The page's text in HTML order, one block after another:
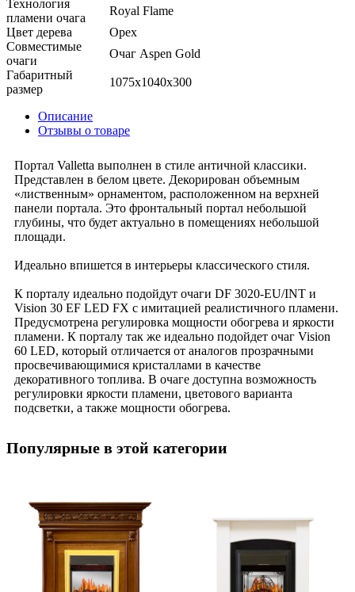
Технология
пламени очага
Royal Flame
Цвет дерева
Орех
Совместимые
очаги
Очаг Aspen Gold
Габаритный
размер
1075x1040x300
Описание
Отзывы о товаре
Портал Valletta выполнен в стиле античной классики.
Представлен в белом цвете. Декорирован объемным
«лиственным» орнаментом, расположенном на верхней
панели портала. Это фронтальный портал небольшой
глубины, что будет актуально в помещениях небольшой
площади.
Идеально впишется в интерьеры классического стиля.
К порталу идеально подойдут очаги DF 3020-EU/INT и
Vision 30 EF LED FX с имитацией реалистичного пламени.
Предусмотрена регулировка мощности обогрева и яркости
пламени. К порталу так же идеально подойдет очаг Vision
60 LED, который отличается от аналогов прозрачными
просвечивающимися кристаллами в качестве
декоративного топлива. В очаге доступна возможность
регулировки яркости пламени, цветового варианта
подсветки, а также мощности обогрева.
Популярные в этой категории